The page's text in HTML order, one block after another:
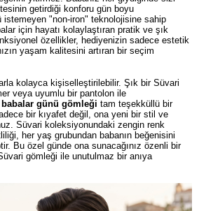
getirdiği konforu gün boyu
"non-iron" teknolojisine sahip
için hayatı kolaylaştıran pratik ve şık
özellikler, hediyenizin sadece estetik
yaşam kalitesini artıran bir seçim
kolayca kişiselleştirilebilir. Şık bir Süvari
veya uyumlu bir pantolon ile
babalar günü gömleği tam teşekküllü bir
bir kıyafet değil, ona yeni bir stil ve
Süvari koleksiyonundaki zengin renk
her yaş grubundan babanın beğenisini
Bu özel günde ona sunacağınız özenli bir
gömleği ile unutulmaz bir anıya